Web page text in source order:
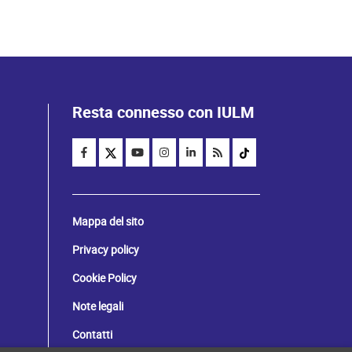
Resta connesso con IULM
Mappa del sito
Privacy policy
Cookie Policy
Note legali
Contatti